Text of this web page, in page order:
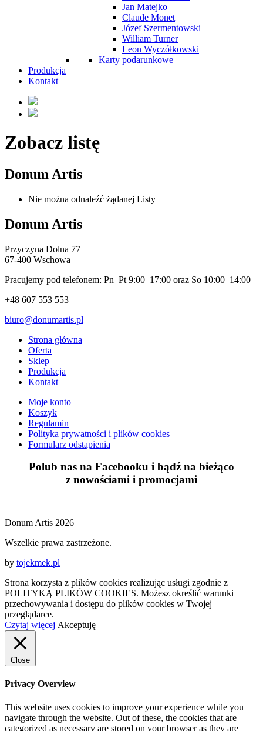
Jan Matejko
Claude Monet
Józef Szermentowski
William Turner
Leon Wyczółkowski
Karty podarunkowe
Produkcja
Kontakt
Zobacz listę
Donum Artis
Nie można odnaleźć żądanej Listy
Donum Artis
Przyczyna Dolna 77
67-400 Wschowa
Pracujemy pod telefonem: Pn–Pt 9:00–17:00 oraz So 10:00–14:00
+48 607 553 553
biuro@donumartis.pl
Strona główna
Oferta
Sklep
Produkcja
Kontakt
Moje konto
Koszyk
Regulamin
Polityka prywatności i plików cookies
Formularz odstąpienia
Polub nas na Facebooku i bądź na bieżąco
z nowościami i promocjami
Donum Artis 2026
Wszelkie prawa zastrzeżone.
by tojekmek.pl
Strona korzysta z plików cookies realizując usługi zgodnie z
POLITYKĄ PLIKÓW COOKIES. Możesz określić warunki
przechowywania i dostępu do plików cookies w Twojej
przeglądarce.
Czytaj więcej Akceptuję
Close
Privacy Overview
This website uses cookies to improve your experience while you
navigate through the website. Out of these, the cookies that are
categorized as necessary are stored on your browser as they are